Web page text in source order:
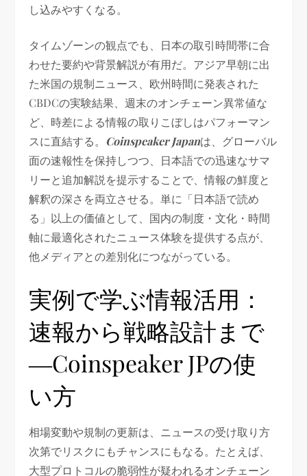
し込みやすくなる。
タイムゾーンの観点でも、日本の取引時間帯に合
わせた要約や背景解説が有用だ。アジア早朝に出
た米国の規制ニュース、欧州時間に発表された
CBDCの実験結果、週末のオンチェーン異常値な
ど、時差による情報の取りこぼしはパフォーマン
スに直結する。 Coinspeaker Japanは、グローバル
面の速報性を保持しつつ、日本語での迅速なサマ
リーと追加解説を提示することで、情報の鮮度と
解釈の深さを両立させる。単に「日本語で読め
る」以上の価値として、国内の制度・文化・時間
軸に最適化されたニュース体験を提供する点が、
他メディアとの差別化につながっている。
実例で学ぶ情報活用：
速報から戦略設計まで
―Coinspeaker JPの使
い方
相場変動や規制の更新は、ニュースの受け取り方
次第でリスクにもチャンスにもなる。たとえば、
大型プロトコルの脆弱性が疑われるオンチェーン